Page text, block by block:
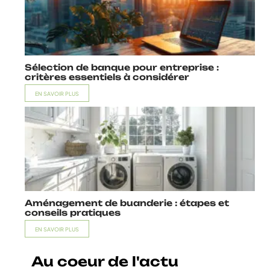
Sélection de banque pour entreprise :
critères essentiels à considérer
EN SAVOIR PLUS
Aménagement de buanderie : étapes et
conseils pratiques
EN SAVOIR PLUS
Au coeur de l'actu